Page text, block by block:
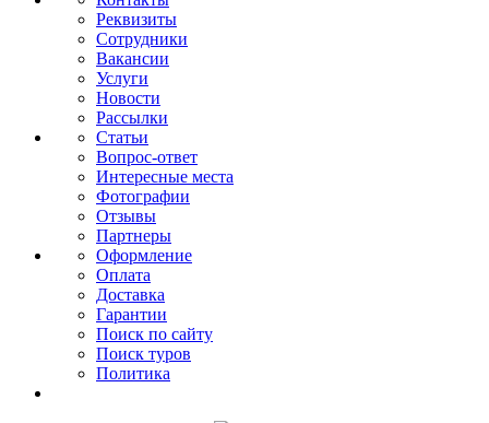
Реквизиты
Сотрудники
Вакансии
Услуги
Новости
Рассылки
Статьи
Вопрос-ответ
Интересные места
Фотографии
Отзывы
Партнеры
Оформление
Оплата
Доставка
Гарантии
Поиск по сайту
Поиск туров
Политика